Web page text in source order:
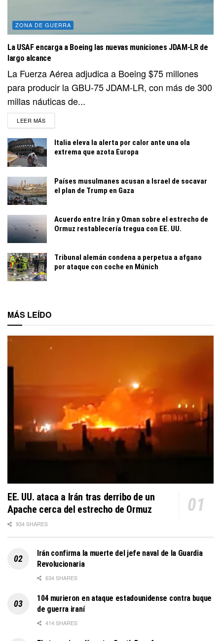
ZONA DE GUERRA
La USAF encarga a Boeing las nuevas municiones JDAM-LR de
largo alcance
La Fuerza Aérea adjudica a Boeing $75 millones
para producir la GBU-75 JDAM-LR, con más de 300
millas náuticas de...
LEER MÁSDETAILS
Italia eleva la alerta por calor ante una ola
extrema que azota Europa
Países musulmanes acusan a Israel de socavar
el plan de Trump en Gaza
Acuerdo entre Irán y Oman sobre el estrecho de
Ormuz restablecería tregua con EE. UU.
Tribunal alemán condena a perpetua a afgano
por ataque con coche en Múnich
MÁS LEÍDO
EE. UU. ataca a Irán tras derribo de un
Apache cerca del estrecho de Ormuz
934 SHARES
Irán confirma la muerte del jefe naval de la Guardia
Revolucionaria
634 SHARES
104 murieron en ataque estadounidense contra buque
de guerra iraní
414 SHARES